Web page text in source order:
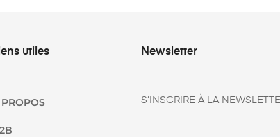
utiles Newsletter
S’INSCRIRE À LA